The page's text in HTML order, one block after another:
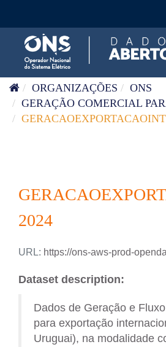
ORGANIZAÇÕES
ONS
GERAÇÃO COMERCIAL
2024
URL: https://ons-aws-prod-opendata.s3.amazonaws.com/dataset/
Dataset description:
Dados de Geração e
para exportação
Uruguai), na modalidade